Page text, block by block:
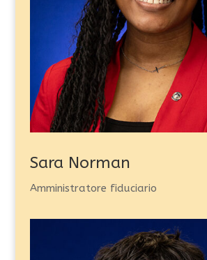
Sara Norman
Amministratore fiduciario